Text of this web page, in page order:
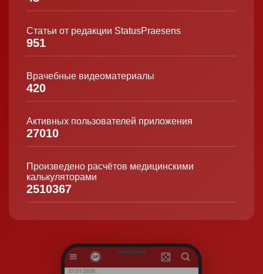
Статьи от редакции StatusPraesens
951
Врачебные видеоматериалы
420
Активных пользователей приложения
27010
Произведено расчётов медицинскими
калькуляторами
2510367